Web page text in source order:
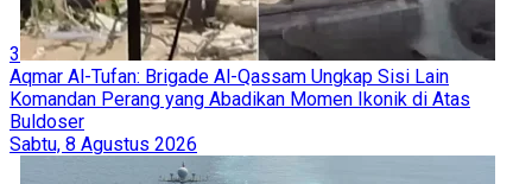
3
Aqmar Al-Tufan: Brigade Al-Qassam Ungkap Sisi Lain
Komandan Perang yang Abadikan Momen Ikonik di Atas
Buldoser
Sabtu, 8 Agustus 2026